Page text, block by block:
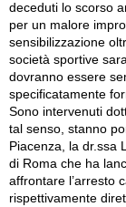
deceduti lo scorso
per un malore
sensibilizzazione
società sportive
dovranno essere
specificatamente
Sono intervenuti
tal senso, stanno
Piacenza, la dr.ssa
di Roma che ha
affrontare l’arresto
rispettivamente